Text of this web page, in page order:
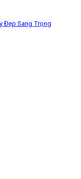
Đẹp Sang Trọng